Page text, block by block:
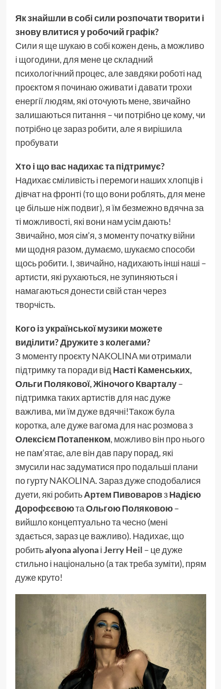
Як знайшли в собі сили розпочати творити і
знову влитися у робочий графік?
Сили я ще шукаю в собі кожен день, а можливо
і щогодини, для мене це складний
психологічний процес, але завдяки роботі над
проєктом я починаю оживати і давати трохи
енергії людям, які оточують мене, звичайно
залишаються питання – чи потрібно це кому, чи
потрібно це зараз робити, але я вирішила
пробувати
Хто і що вас надихає та підтримує?
Надихає сміливість і перемоги наших хлопців і
дівчат на фронті (то що вони роблять, для мене
це більше ніж подвиг), я їм безмежно вдячна за
ті можливості, які вони нам усім дають!
Звичайно, моя сім’я, з моменту початку війни
ми щодня разом, думаємо, шукаємо способи
щось робити. І, звичайно, надихають інші наші –
артисти, які рухаються, не зупиняються і
намагаються донести свій стан через
творчість.
Кого із української музики можете
виділити? Дружите з колегами?
З моменту проєктуNAKOLINAми отримали
підтримку та поради від Насті Каменських,
Ольги Полякової, Жіночого Кварталу–
підтримка таких артистів для нас дуже
важлива, ми їм дуже вдячні!Також була
коротка, але дуже вагома для нас розмова з
Олексієм Потапенком, можливо він про нього
не пам’ятає, але він дав пару порад, які
змусили нас задуматися про подальші плани
по гуртуNAKOLINA. Зараз дуже сподобалися
дуети, які робитьАртем ПивоваровзНадією
ДорофєєвоютаОльгою Поляковою–
вийшло концептуально та чесно (мені
здається, зараз це важливо). Надихає, що
робитьalyona alyonaіJerry Heil – це дуже
стильно і національно (а так треба зуміти), прям
дуже круто!